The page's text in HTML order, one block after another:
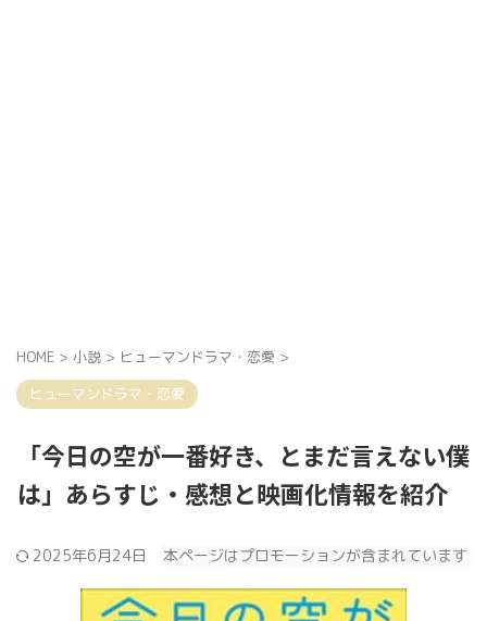
HOME > 小説 > ヒューマンドラマ・恋愛 >
ヒューマンドラマ・恋愛
「今日の空が一番好き、とまだ言えない僕
は」あらすじ・感想と映画化情報を紹介
2025年6月24日 本ページはプロモーションが含まれています